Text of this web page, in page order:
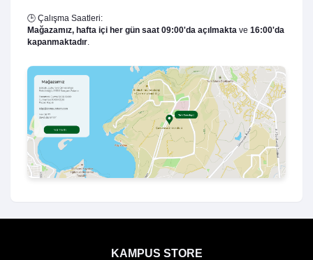
🕒 Çalışma Saatleri:
Mağazamız, hafta içi her gün saat 09:00'da açılmakta ve 16:00'da
kapanmaktadır.
KAMPUS STORE